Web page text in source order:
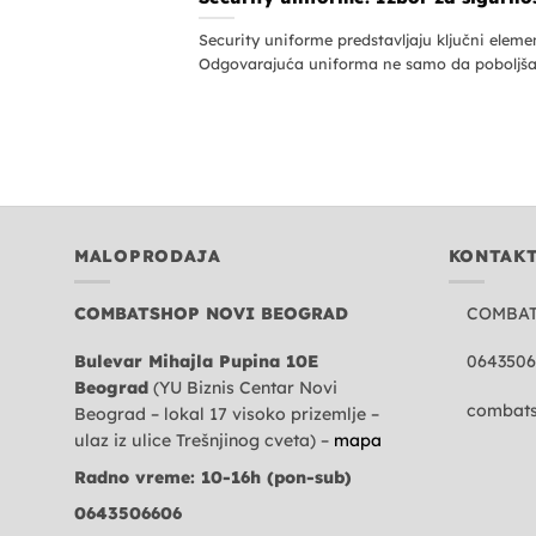
Security uniforme predstavljaju ključni
Odgovarajuća uniforma ne samo da
MALOPRODAJA
COMBATSHOP NOVI BEOGRAD
Bulevar Mihajla Pupina 10E
Beograd (YU Biznis Centar Novi
Beograd – lokal 17 visoko prizemlje –
ulaz iz ulice Trešnjinog cveta) – mapa
Radno vreme: 10-16h (pon-sub)
0643506606